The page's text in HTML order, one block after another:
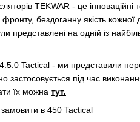
TEKWAR - це інноваційні
фронту, бездоганну якість
представлені на одній із
Tactical - ми представили
застосовується під час
їх можна тут.